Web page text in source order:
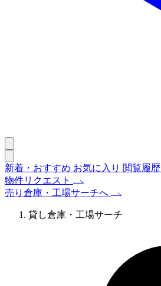
新着・おすすめ お気に入り 閲覧履歴
物件リクエスト
売り倉庫・工場サーチへ
貸し倉庫・工場サーチ